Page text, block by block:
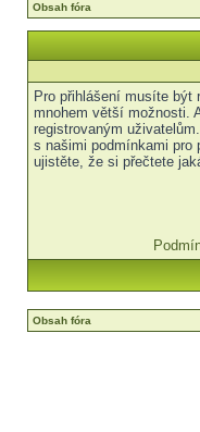
Obsah fóra
Pro přihlášení musíte být
mnohem větší možnosti.
registrovaným
s našimi podmínkami pro
ujistěte, že si přečtete
Obsah fóra